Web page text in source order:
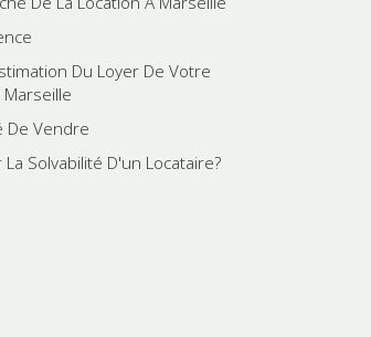
Du Loyer De Votre
De Vendre
Solvabilité D'un Locataire?